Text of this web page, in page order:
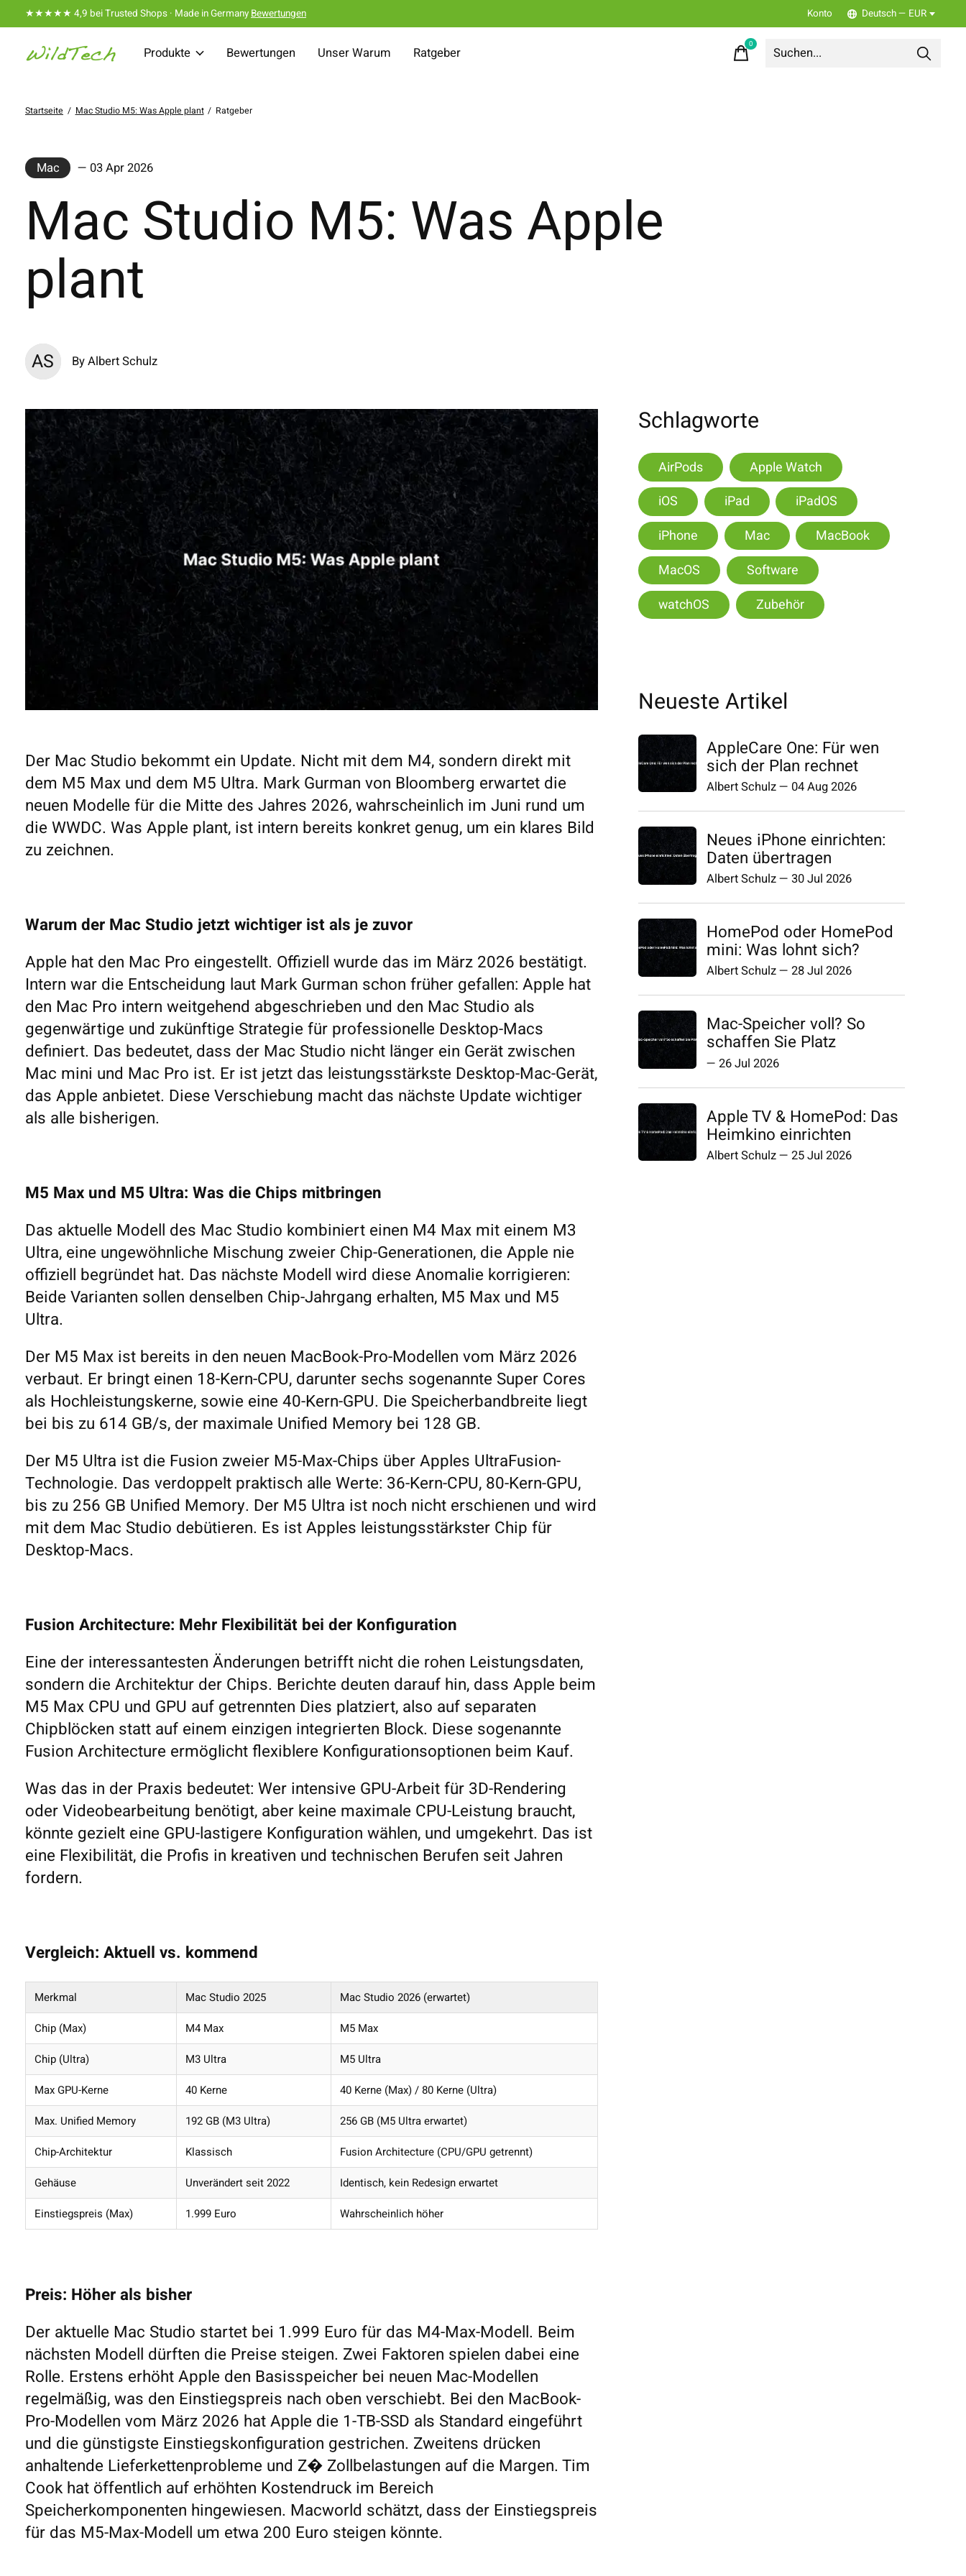
★★★★★ 4,9 bei Trusted Shops · Made in GermanyBewertungen Konto Deutsch — EUR
Produkte Bewertungen Unser Warum Ratgeber
0items
Startseite / Mac Studio M5: Was Apple plant / Ratgeber
Mac — 03 Apr 2026
Mac Studio M5: Was Apple
plant
AS By Albert Schulz
Der Mac Studio bekommt ein Update. Nicht mit dem M4, sondern direkt mit
dem M5 Max und dem M5 Ultra. Mark Gurman von Bloomberg erwartet die
neuen Modelle für die Mitte des Jahres 2026, wahrscheinlich im Juni rund um
die WWDC. Was Apple plant, ist intern bereits konkret genug, um ein klares Bild
zu zeichnen.
Warum der Mac Studio jetzt wichtiger ist als je zuvor
Apple hat den Mac Pro eingestellt. Offiziell wurde das im März 2026 bestätigt.
Intern war die Entscheidung laut Mark Gurman schon früher gefallen: Apple hat
den Mac Pro intern weitgehend abgeschrieben und den Mac Studio als
gegenwärtige und zukünftige Strategie für professionelle Desktop-Macs
definiert. Das bedeutet, dass der Mac Studio nicht länger ein Gerät zwischen
Mac mini und Mac Pro ist. Er ist jetzt das leistungsstärkste Desktop-Mac-Gerät,
das Apple anbietet. Diese Verschiebung macht das nächste Update wichtiger
als alle bisherigen.
M5 Max und M5 Ultra: Was die Chips mitbringen
Das aktuelle Modell des Mac Studio kombiniert einen M4 Max mit einem M3
Ultra, eine ungewöhnliche Mischung zweier Chip-Generationen, die Apple nie
offiziell begründet hat. Das nächste Modell wird diese Anomalie korrigieren:
Beide Varianten sollen denselben Chip-Jahrgang erhalten, M5 Max und M5
Ultra.
Der M5 Max ist bereits in den neuen MacBook-Pro-Modellen vom März 2026
verbaut. Er bringt einen 18-Kern-CPU, darunter sechs sogenannte Super Cores
als Hochleistungskerne, sowie eine 40-Kern-GPU. Die Speicherbandbreite liegt
bei bis zu 614 GB/s, der maximale Unified Memory bei 128 GB.
Der M5 Ultra ist die Fusion zweier M5-Max-Chips über Apples UltraFusion-
Technologie. Das verdoppelt praktisch alle Werte: 36-Kern-CPU, 80-Kern-GPU,
bis zu 256 GB Unified Memory. Der M5 Ultra ist noch nicht erschienen und wird
mit dem Mac Studio debütieren. Es ist Apples leistungsstärkster Chip für
Desktop-Macs.
Fusion Architecture: Mehr Flexibilität bei der Konfiguration
Eine der interessantesten Änderungen betrifft nicht die rohen Leistungsdaten,
sondern die Architektur der Chips. Berichte deuten darauf hin, dass Apple beim
M5 Max CPU und GPU auf getrennten Dies platziert, also auf separaten
Chipblöcken statt auf einem einzigen integrierten Block. Diese sogenannte
Fusion Architecture ermöglicht flexiblere Konfigurationsoptionen beim Kauf.
Was das in der Praxis bedeutet: Wer intensive GPU-Arbeit für 3D-Rendering
oder Videobearbeitung benötigt, aber keine maximale CPU-Leistung braucht,
könnte gezielt eine GPU-lastigere Konfiguration wählen, und umgekehrt. Das ist
eine Flexibilität, die Profis in kreativen und technischen Berufen seit Jahren
fordern.
Vergleich: Aktuell vs. kommend
Merkmal Mac Studio 2025
Mac Studio 2026 (erwartet)
Chip (Max)
M4 Max
M5 Max
Chip (Ultra)
M3 Ultra
M5 Ultra
Max GPU-Kerne
40 Kerne
40 Kerne (Max) / 80 Kerne (Ultra)
Max. Unified Memory
192 GB (M3 Ultra)
256 GB (M5 Ultra erwartet)
Chip-Architektur
Klassisch
Fusion Architecture (CPU/GPU getrennt)
Gehäuse
Unverändert seit 2022
Identisch, kein Redesign erwartet
Einstiegspreis (Max)
1.999 Euro Wahrscheinlich höher
Preis: Höher als bisher
Der aktuelle Mac Studio startet bei 1.999 Euro für das M4-Max-Modell. Beim
nächsten Modell dürften die Preise steigen. Zwei Faktoren spielen dabei eine
Rolle. Erstens erhöht Apple den Basisspeicher bei neuen Mac-Modellen
regelmäßig, was den Einstiegspreis nach oben verschiebt. Bei den MacBook-
Pro-Modellen vom März 2026 hat Apple die 1-TB-SSD als Standard eingeführt
und die günstigste Einstiegskonfiguration gestrichen. Zweitens drücken
anhaltende Lieferkettenprobleme und Z� Zollbelastungen auf die Margen. Tim
Cook hat öffentlich auf erhöhten Kostendruck im Bereich
Speicherkomponenten hingewiesen. Macworld schätzt, dass der Einstiegspreis
für das M5-Max-Modell um etwa 200 Euro steigen könnte.
Schlagworte
AirPods
Apple Watch
iOS
iPad
iPadOS
iPhone
Mac
MacBook
MacOS
Software
watchOS
Zubehör
Neueste Artikel
AppleCare One: Für wen
sich der Plan rechnet
Albert Schulz— 04 Aug 2026
Neues iPhone einrichten:
Daten übertragen
Albert Schulz— 30 Jul 2026
HomePod oder HomePod
mini: Was lohnt sich?
Albert Schulz— 28 Jul 2026
Mac-Speicher voll? So
schaffen Sie Platz
— 26 Jul 2026
Apple TV & HomePod: Das
Heimkino einrichten
Albert Schulz— 25 Jul 2026